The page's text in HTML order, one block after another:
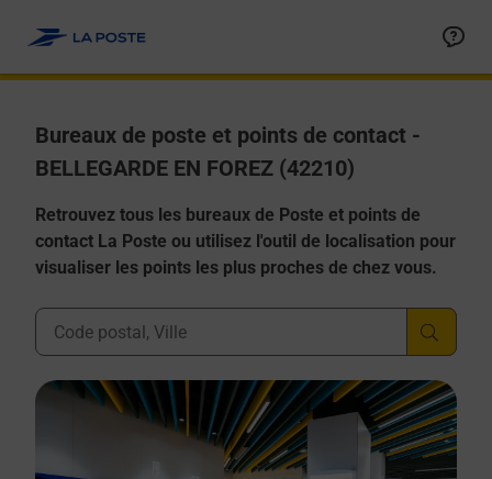
Bureaux de poste et points de contact -
BELLEGARDE EN FOREZ (42210)
Retrouvez tous les bureaux de Poste et points de
contact La Poste ou utilisez l'outil de localisation pour
visualiser les points les plus proches de chez vous.
Ville, Département, Code Postal